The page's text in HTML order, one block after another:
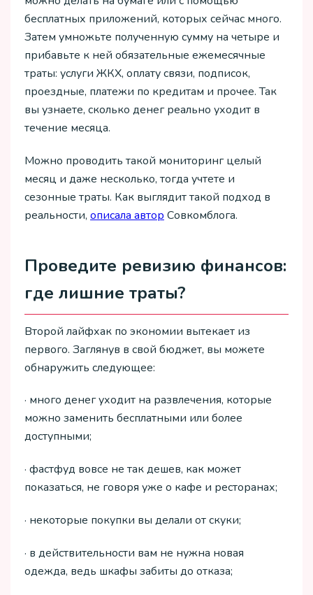
бесплатных приложений, которых сейчас много.
Затем умножьте полученную сумму на четыре и
прибавьте к ней обязательные ежемесячные
траты: услуги ЖКХ, оплату связи, подписок,
проездные, платежи по кредитам и прочее. Так
вы узнаете, сколько денег реально уходит в
течение месяца.
Можно проводить такой мониторинг целый
месяц и даже несколько, тогда учтете и
сезонные траты. Как выглядит такой подход в
реальности, описала автор Совкомблога.
Проведите ревизию финансов:
где лишние траты?
Второй лайфхак по экономии вытекает из
первого. Заглянув в свой бюджет, вы можете
обнаружить следующее:
· много денег уходит на развлечения, которые
можно заменить бесплатными или более
доступными;
· фастфуд вовсе не так дешев, как может
показаться, не говоря уже о кафе и ресторанах;
· некоторые покупки вы делали от скуки;
· в действительности вам не нужна новая
одежда, ведь шкафы забиты до отказа;